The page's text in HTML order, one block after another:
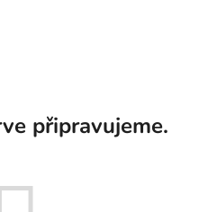
připravujeme.